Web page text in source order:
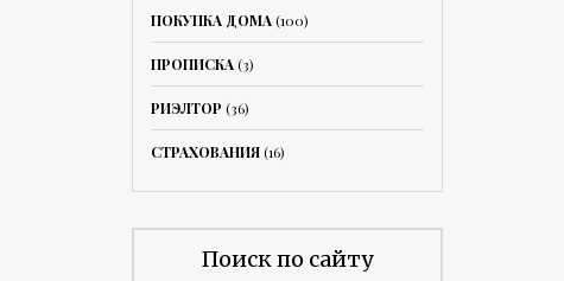
ПОКУПКА ДОМА(100)
ПРОПИСКА(3)
РИЭЛТОР (36)
СТРАХОВАНИЯ(16)
Поиск по сайту